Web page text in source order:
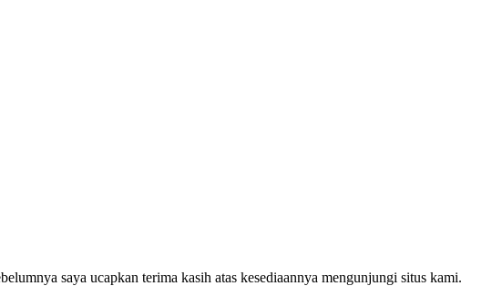
saya ucapkan terima kasih atas kesediaannya mengunjungi situs kami.